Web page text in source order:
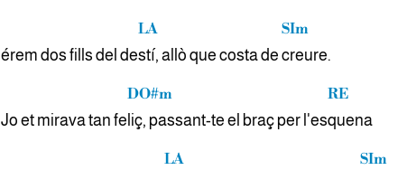
érem dos fills del de
LA
stí, allò que costa de
SIm
creure.
Jo et mirava tan fe
DO#m
liç, passant-te el braç per l'es
RE
quena
LA
SIm